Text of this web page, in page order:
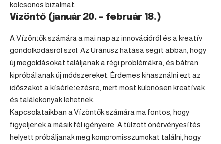
kölcsönös bizalmat.
Vízöntő (január 20. – február 18.)
A Vízöntők számára a mai nap az innovációról és a kreatív
gondolkodásról szól. Az Uránusz hatása segít abban, hogy
új megoldásokat találjanak a régi problémákra, és bátran
kipróbáljanak új módszereket. Érdemes kihasználni ezt az
időszakot a kísérletezésre, mert most különösen kreatívak
és találékonyak lehetnek.
Kapcsolataikban a Vízöntők számára ma fontos, hogy
figyeljenek a másik fél igényeire. A túlzott önérvényesítés
helyett próbáljanak meg kompromisszumokat találni, hogy